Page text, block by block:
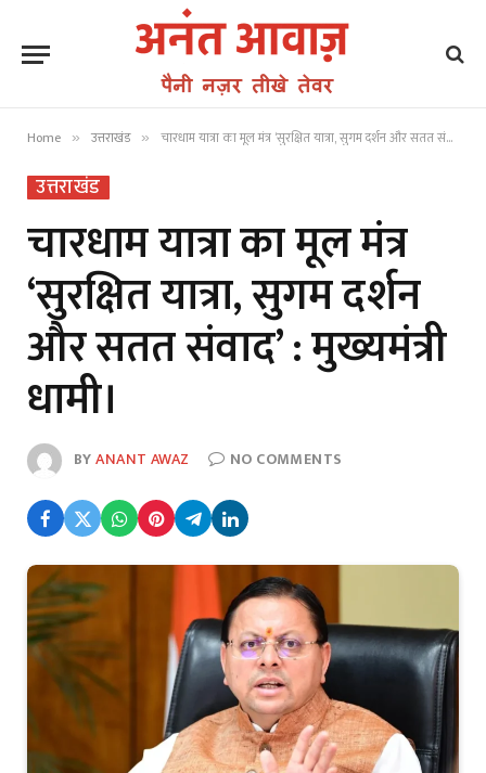
Home » उत्तराखंड » चारधाम यात्रा का मूल मंत्र ‘सुरक्षित यात्रा, सुगम दर्शन और सतत संवाद’ : मुख्यमंत्री धामी।
उत्तराखंड
चारधाम यात्रा का मूल मंत्र
‘सुरक्षित यात्रा, सुगम दर्शन
और सतत संवाद’ : मुख्यमंत्री
धामी।
BYANANT AWAZ NO COMMENTS